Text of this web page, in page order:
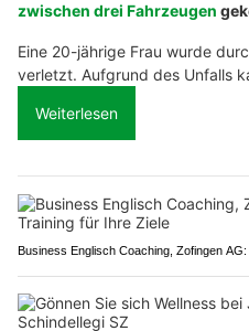
zwischen drei Fahrzeugen
Eine 20-jährige Frau wurde
verletzt. Aufgrund des Unfalls
Weiterlesen
Business Englisch Coaching, Zofingen